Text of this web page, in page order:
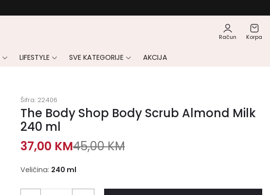
Račun Korpa
LIFESTYLE SVE KATEGORIJE AKCIJA
Šifra: 22406
The Body Shop Body Scrub Almond Milk
240 ml
37,00 KM45,00KM
Veličina: 240 ml